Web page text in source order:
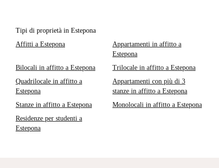
Tipi di proprietà in Estepona
Affitti a Estepona
Appartamenti in affitto a
Estepona
Bilocali in affitto a Estepona
Trilocale in affitto a Estepona
Quadrilocale in affitto a
Estepona
Appartamenti con più di 3
stanze in affitto a Estepona
Stanze in affitto a Estepona
Monolocali in affitto a Estepona
Residenze per studenti a
Estepona